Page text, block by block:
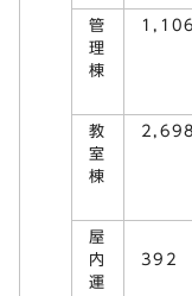
管
理
棟
1,106
教
室
棟
2,698
屋
内
運
392